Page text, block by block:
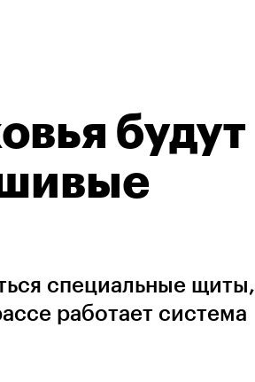
будут
специальные щиты,
работает система